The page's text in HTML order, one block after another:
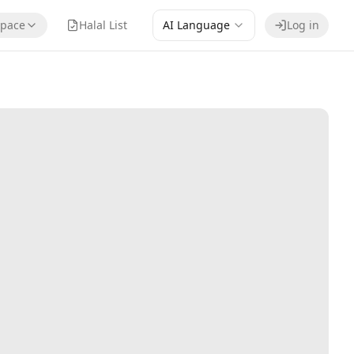
Halal List AI Language Log in